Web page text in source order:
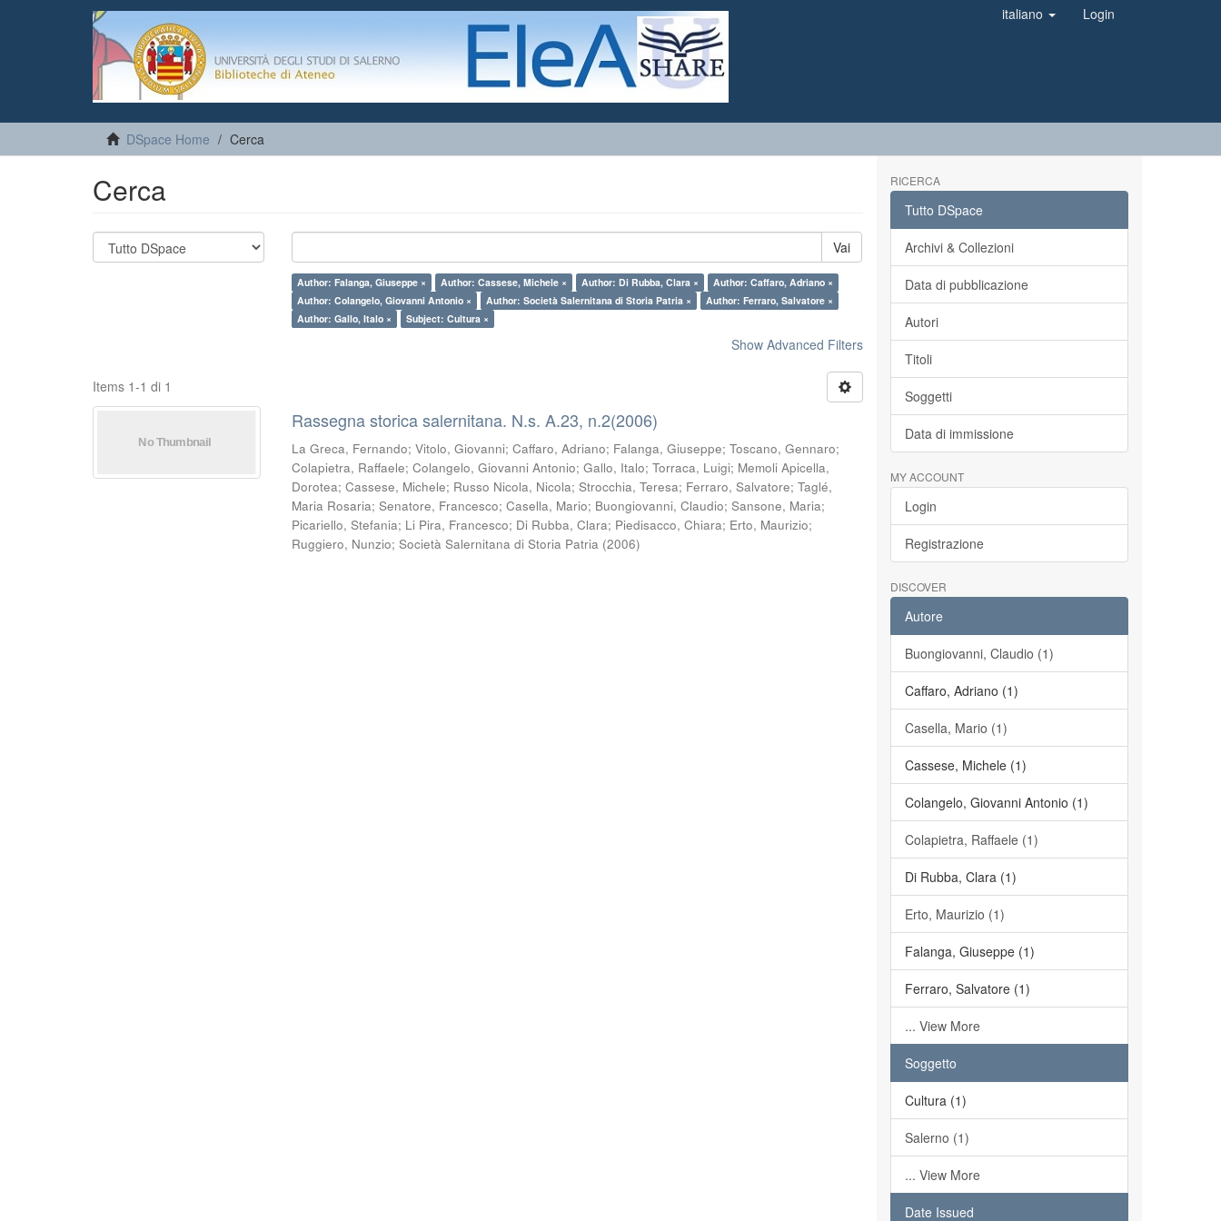
italiano Login
DSpace Home Cerca
Cerca
Vai
Author: Falanga, Giuseppe × Author: Cassese, Michele × Author: Di Rubba, Clara ×
Author: Caffaro, Adriano ×
Author: Colangelo, Giovanni Antonio ×
Author: Società Salernitana di Storia Patria ×
Author: Ferraro, Salvatore ×
Author: Gallo, Italo ×
Subject: Cultura ×
Show Advanced Filters
Items 1-1 di 1
Rassegna storica salernitana. N.s. A.23, n.2(2006)
La Greca, Fernando;Vitolo, Giovanni;Caffaro, Adriano; Falanga, Giuseppe;Toscano, Gennaro;
Colapietra, Raffaele;Colangelo, Giovanni Antonio;Gallo, Italo;Torraca, Luigi; Memoli Apicella,
Dorotea;Cassese, Michele; Russo Nicola, Nicola;Strocchia, Teresa; Ferraro, Salvatore;Taglé,
Maria Rosaria;Senatore, Francesco;Casella, Mario; Buongiovanni, Claudio;Sansone, Maria;
Picariello, Stefania; Li Pira, Francesco; Di Rubba, Clara; Piedisacco, Chiara; Erto, Maurizio;
Ruggiero, Nunzio;Società Salernitana di Storia Patria (2006)
RICERCA
Tutto DSpace
Archivi & Collezioni
Data di pubblicazione
Autori
Titoli
Soggetti
Data di immissione
MY ACCOUNT
Login
Registrazione
DISCOVER
Autore
Buongiovanni, Claudio (1)
Caffaro, Adriano (1)
Casella, Mario (1)
Cassese, Michele (1)
Colangelo, Giovanni Antonio (1)
Colapietra, Raffaele (1)
Di Rubba, Clara (1)
Erto, Maurizio (1)
Falanga, Giuseppe (1)
Ferraro, Salvatore (1)
... View More
Soggetto
Cultura (1)
Salerno (1)
... View More
Date Issued